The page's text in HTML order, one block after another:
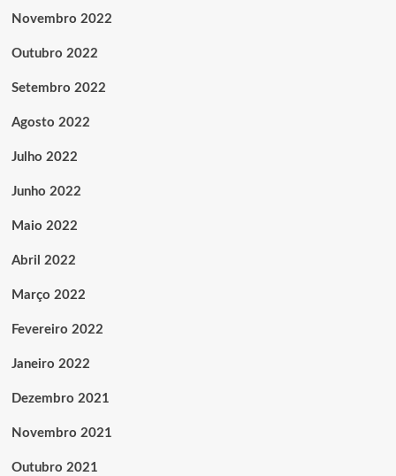
Novembro 2022
Outubro 2022
Setembro 2022
Agosto 2022
Julho 2022
Junho 2022
Maio 2022
Abril 2022
Março 2022
Fevereiro 2022
Janeiro 2022
Dezembro 2021
Novembro 2021
Outubro 2021